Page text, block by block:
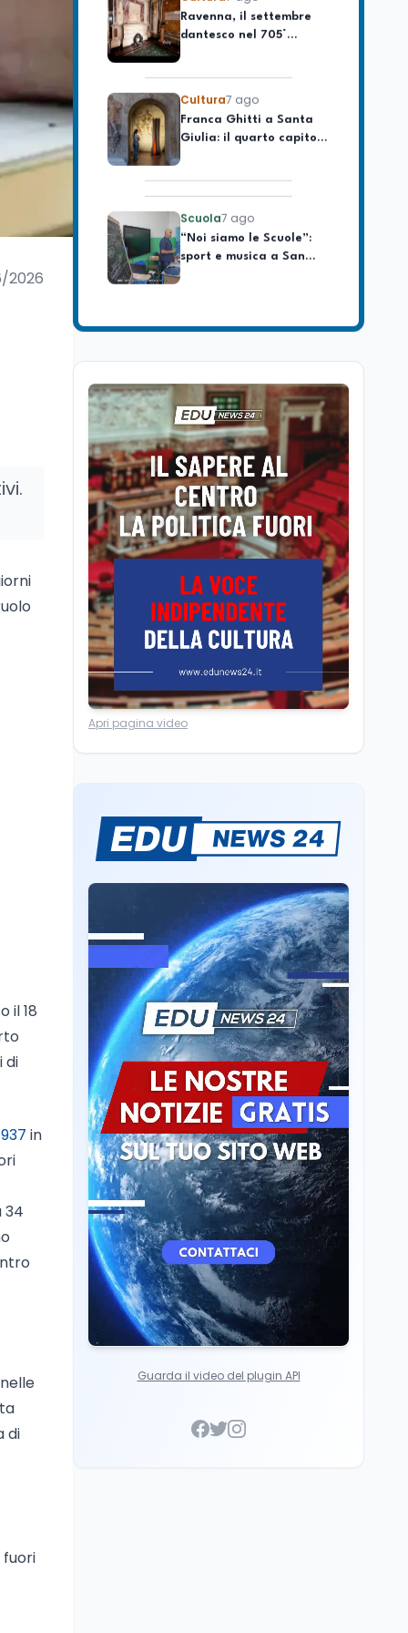
2026
il 18
di
in
34
di
fuori
longevo dell’Italia
repubblicana
dantesco nel 705°
anniversario della morte
Cultura7 ago
Franca Ghitti a Santa
Giulia: il quarto capitolo
dei Palcoscenici
Scuola7 ago
“Noi siamo le Scuole”:
sport e musica a San
Miniato, STEM a Lerici
studente 14enne uccide
Editoriali7 ago
Camere in ferie,
riapertura il 9
settembre tra legge
elettorale e Rai. La
premier Meloni attesa a
Bari il 4 settembre per
celebrare il governo più
longevo dell’Italia
Cultura7 ago
Ravenna, il settembre
dantesco nel 705°
anniversario della morte
del Sommo Poeta
Cultura7 ago
Franca Ghitti a Santa
Giulia: il quarto capitolo
Scuola7 ago
“Noi siamo le Scuole”:
Sparatoria a Bangkok:
studente 14enne uccide
Editoriali7 ago
Camere in ferie,
riapertura il 9
settembre tra legge
elettorale e Rai. La
premier Meloni attesa a
Bari il 4 settembre per
celebrare il governo più
longevo dell’Italia
repubblicana
Cultura7 ago
Ravenna, il settembre
dantesco nel 705°
anniversario della morte
del Sommo Poeta
Cultura 7 ago
Franca Ghitti a Santa
Giulia: il quarto capitolo
dei Palcoscenici
Apri pagina video
Guarda il video del plugin API